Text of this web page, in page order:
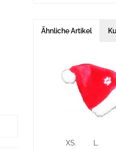
Ähnliche Artikel
XS. L.